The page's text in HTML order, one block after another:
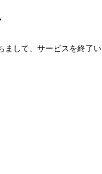
して、サービスを終了